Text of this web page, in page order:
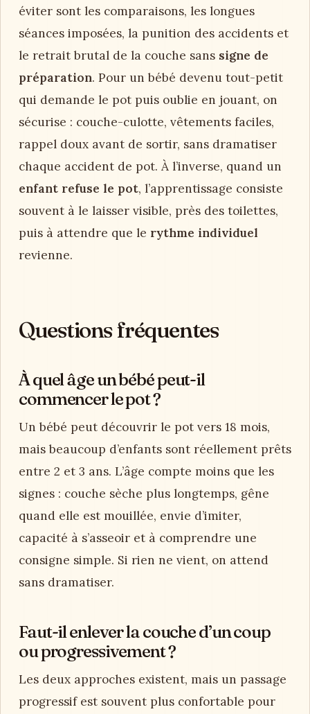
éviter sont les comparaisons, les longues
séances imposées, la punition des accidents et
le retrait brutal de la couche sans signe de
préparation. Pour un bébé devenu tout-petit
qui demande le pot puis oublie en jouant, on
sécurise : couche-culotte, vêtements faciles,
rappel doux avant de sortir, sans dramatiser
chaque accident de pot. À l’inverse, quand un
enfant refuse le pot, l’apprentissage consiste
souvent à le laisser visible, près des toilettes,
puis à attendre que le rythme individuel
revienne.
Questions fréquentes
À quel âge un bébé peut-il
commencer le pot ?
Un bébé peut découvrir le pot vers 18 mois,
mais beaucoup d’enfants sont réellement prêts
entre 2 et 3 ans. L’âge compte moins que les
signes : couche sèche plus longtemps, gêne
quand elle est mouillée, envie d’imiter,
capacité à s’asseoir et à comprendre une
consigne simple. Si rien ne vient, on attend
sans dramatiser.
Faut-il enlever la couche d’un coup
ou progressivement ?
Les deux approches existent, mais un passage
progressif est souvent plus confortable pour